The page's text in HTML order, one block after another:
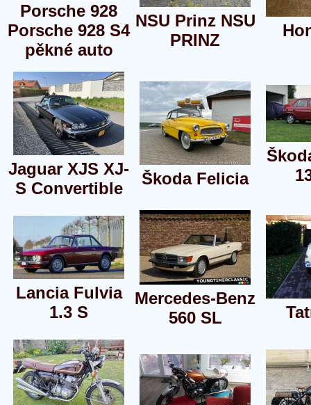
Porsche 928
Porsche 928 S4
pěkné auto
NSU Prinz NSU
PRINZ
Jaguar XJS XJ-
S Convertible
Škoda Felicia
Lancia Fulvia
1.3 S
Mercedes-Benz
560 SL